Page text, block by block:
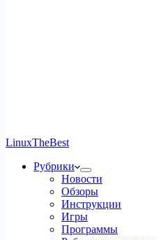
LinuxTheBest
Рубрики
Новости
Обзоры
Инструкции
Игры
Программы